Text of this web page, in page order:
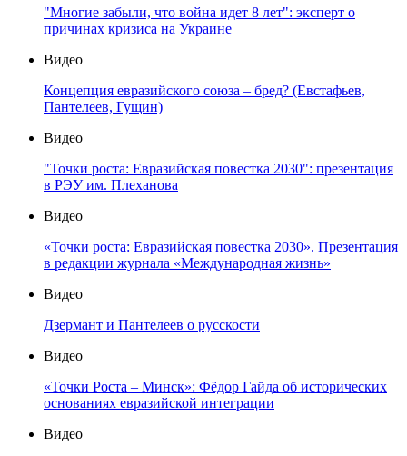
"Многие забыли, что война идет 8 лет": эксперт о
причинах кризиса на Украине
Видео
Концепция евразийского союза – бред? (Евстафьев,
Пантелеев, Гущин)
Видео
"Точки роста: Евразийская повестка 2030": презентация
в РЭУ им. Плеханова
Видео
«Точки роста: Евразийская повестка 2030». Презентация
в редакции журнала «Международная жизнь»
Видео
Дзермант и Пантелеев о русскости
Видео
«Точки Роста – Минск»: Фёдор Гайда об исторических
основаниях евразийской интеграции
Видео